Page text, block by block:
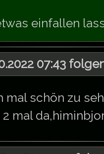
einfallen
07:43
schön zu
mal